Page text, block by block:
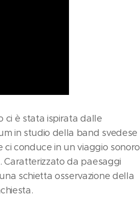
ci è stata ispirata dalle
in studio della band svedese
ci conduce in un viaggio sonoro
Caratterizzato da paesaggi
schietta osservazione della